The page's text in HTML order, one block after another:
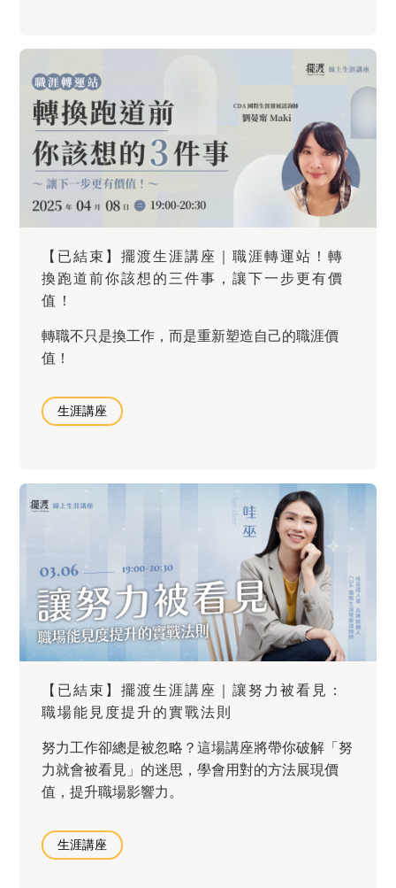
【已結束】擺渡生涯講座｜職涯轉運站！轉
換跑道前你該想的三件事，讓下一步更有價
值！
轉職不只是換工作，而是重新塑造自己的職涯價
值！
生涯講座
【已結束】擺渡生涯講座｜讓努力被看見：
職場能見度提升的實戰法則
努力工作卻總是被忽略？這場講座將帶你破解「努
力就會被看見」的迷思，學會用對的方法展現價
值，提升職場影響力。
生涯講座